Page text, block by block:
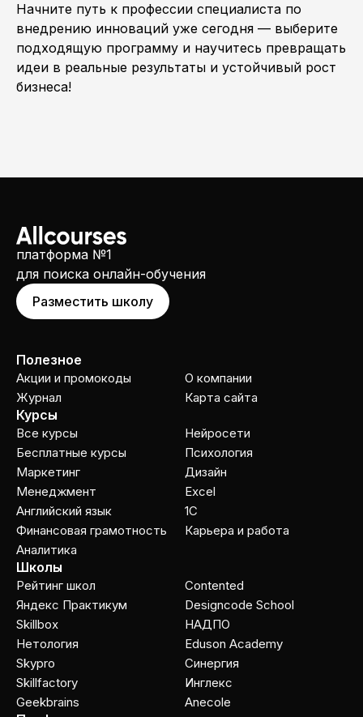
Начните путь к профессии специалиста по
внедрению инноваций уже сегодня — выберите
подходящую программу и научитесь превращать
идеи в реальные результаты и устойчивый рост
бизнеса!
платформа №1
для поиска онлайн-обучения
Разместить школу
Полезное
Акции и промокоды
Журнал
О компании
Карта сайта
Курсы
Все курсы
Бесплатные курсы
Маркетинг
Менеджмент
Английский язык
Финансовая грамотность
Аналитика
Нейросети
Психология
Дизайн
Excel
1C
Карьера и работа
Школы
Рейтинг школ
Яндекс Практикум
Skillbox
Нетология
Skypro
Skillfactory
Geekbrains
Contented
Designcode School
НАДПО
Eduson Academy
Cинергия
Инглекс
Anecole